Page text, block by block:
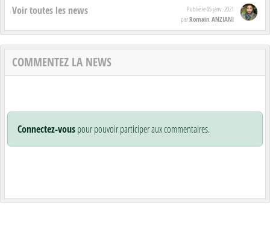
Voir toutes les news Publié le05 janv. 2021
parRomain ANZIANI
COMMENTEZ LA NEWS
Connectez-vouspour pouvoir participer aux commentaires.